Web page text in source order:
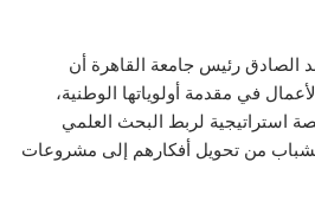
الصادق رئيس جامعة القاهرة أن
في مقدمة أولوياتها الوطنية،
استراتيجية لربط البحث العلمي
الشباب من تحويل أفكارهم إلى مشروعات